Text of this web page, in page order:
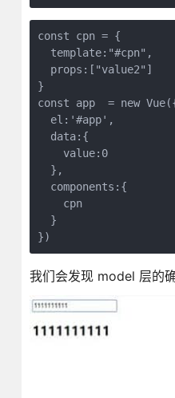
const cpn = {
  template:"#cpn",
  props:["value2"]
}
const app  = new
  el:'#app',
  data:{
    value:0
  },
  components:{
    cpn
  }
我们会发现 model 层的